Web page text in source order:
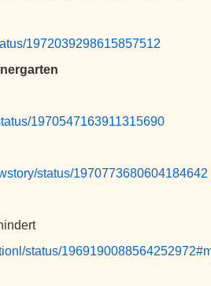
1972039298615857512
1970547163911315690
status/1970773680604184642
status/